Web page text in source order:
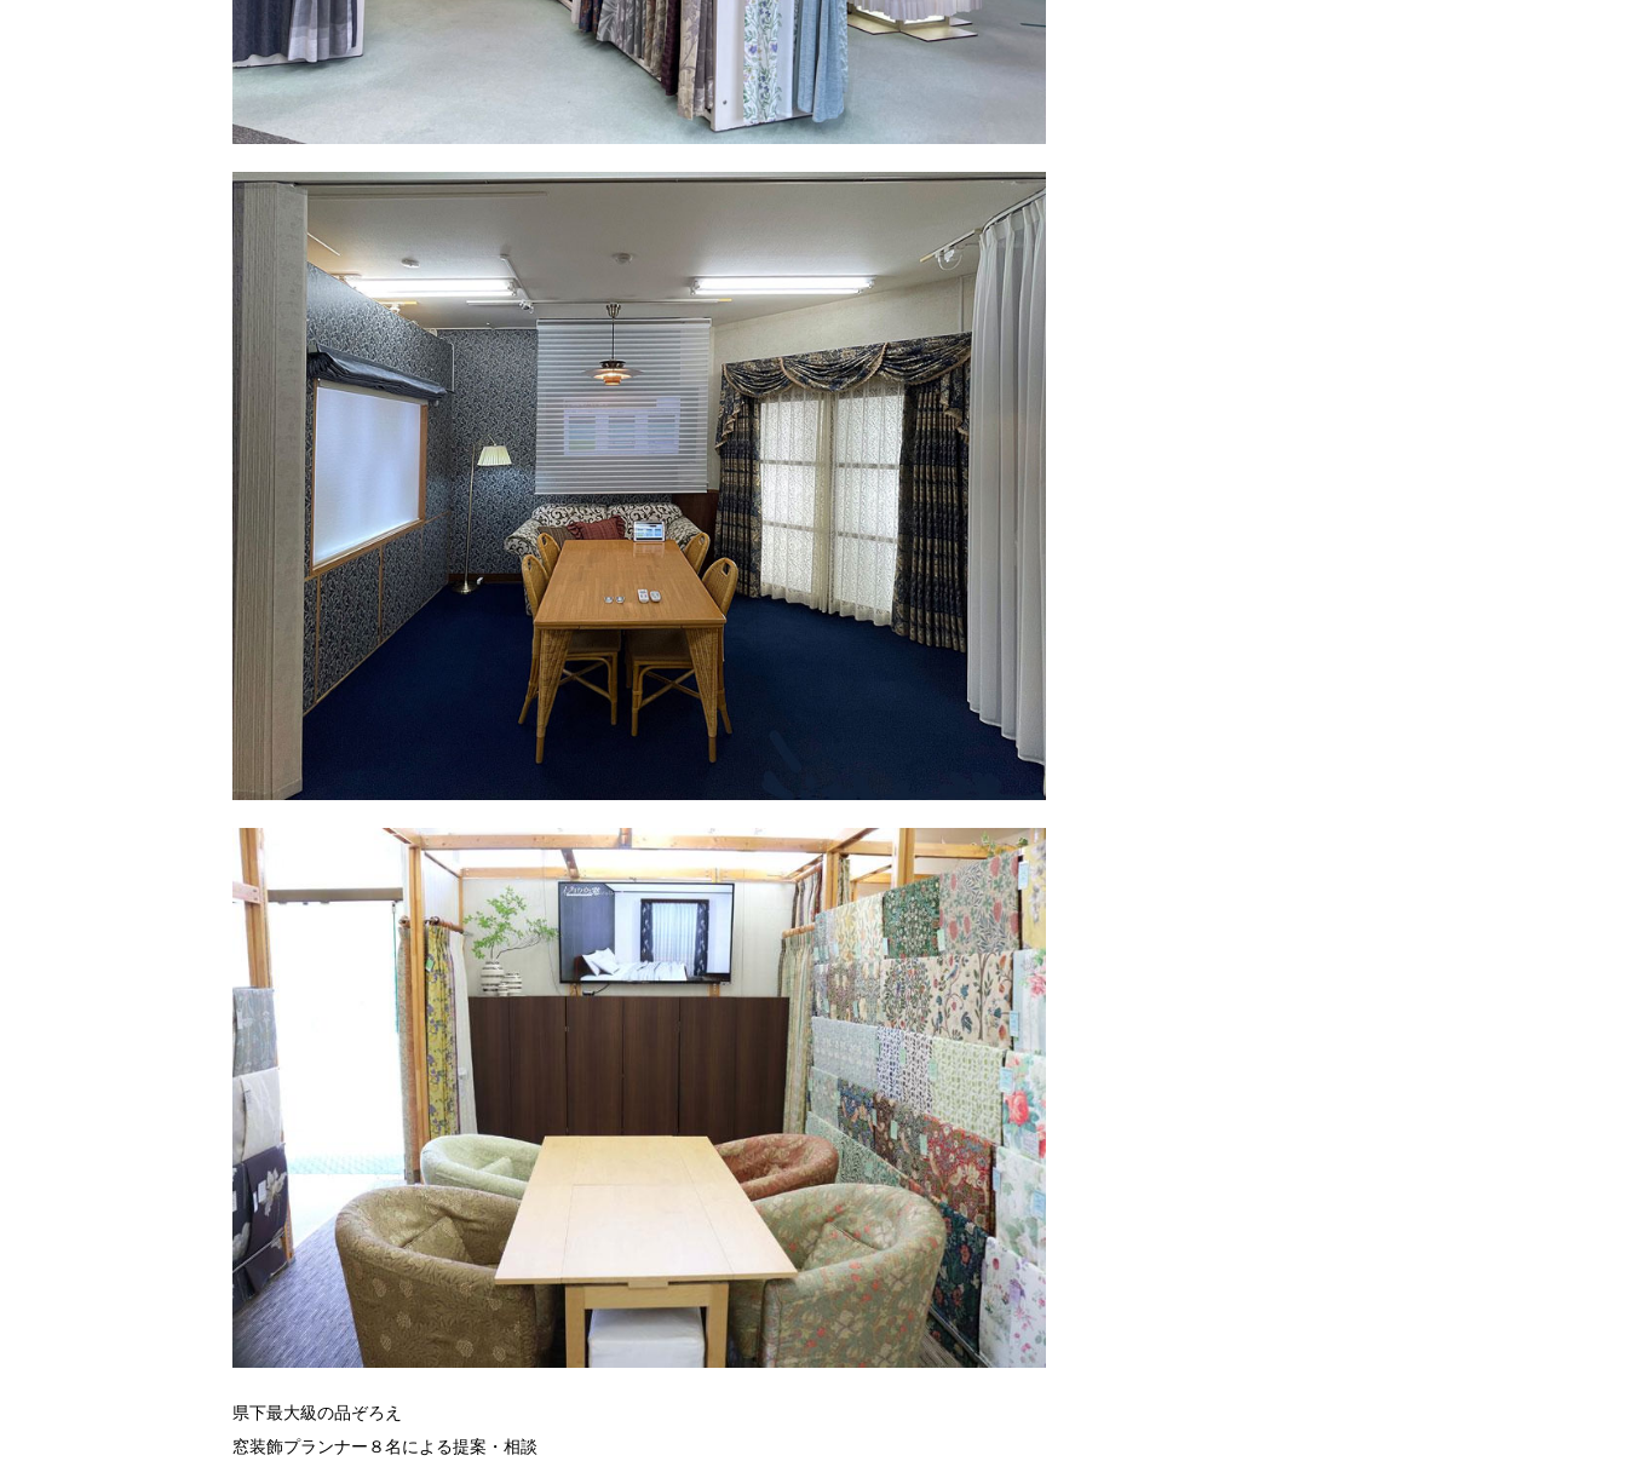
県下最大級の品ぞろえ
窓装飾プランナー８名による提案・相談